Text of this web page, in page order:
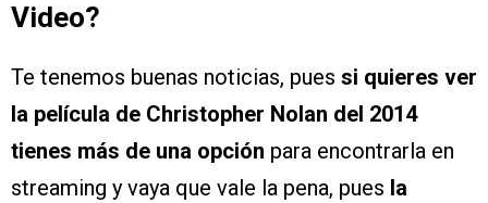
Video?
Te tenemos buenas noticias, pues si quieres ver
la película de Christopher Nolan del 2014
tienes más de una opción para encontrarla en
streaming y vaya que vale la pena, pues la